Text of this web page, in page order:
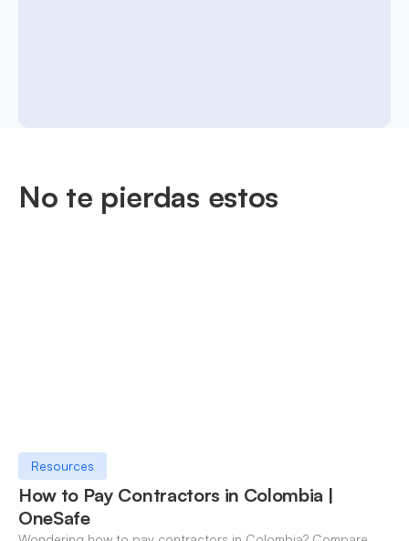
No te pierdas estos
Resources
How to Pay Contractors in Colombia |
OneSafe